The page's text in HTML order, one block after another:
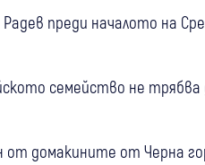
преди началото на
семейство не трябва
домакините от Черна